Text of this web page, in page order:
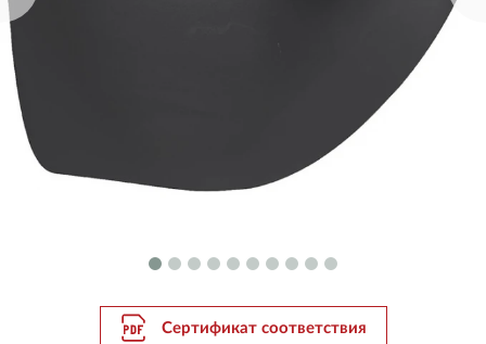
Сертификат соответствия